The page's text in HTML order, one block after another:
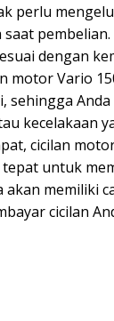
perlu
pembelian.
dengan
motor Vario
sehingga
kecelakaan
cicilan
tepat untuk
akan memiliki
cicilan